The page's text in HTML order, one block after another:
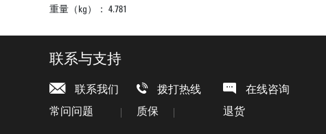
重量（kg）： 4.781
联系与支持
联系我们 拨打热线
在线咨询
常问问题
质保 退货